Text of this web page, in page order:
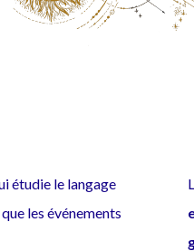
étudie le langage
les événements